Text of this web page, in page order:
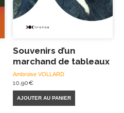
Souvenirs d’un
marchand de tableaux
Ambroise VOLLARD
10,90€
AJOUTER AU PANIER